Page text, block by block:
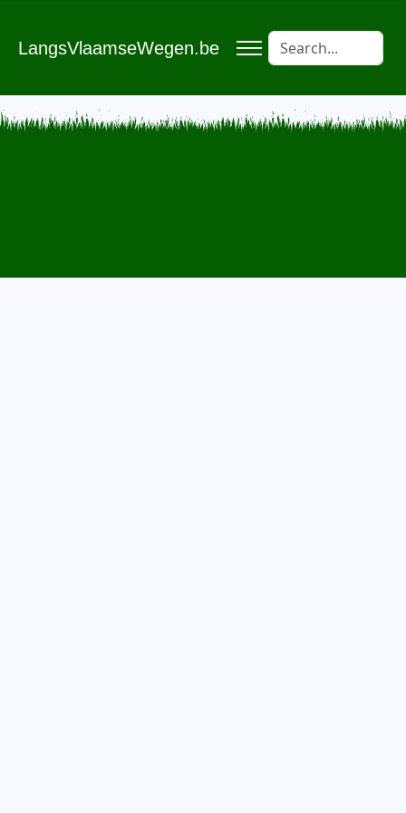
LangsVlaamseWegen.be